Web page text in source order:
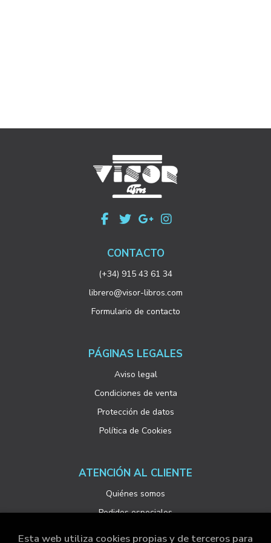
CONTACTO
(+34) 915 43 61 34
librero@visor-libros.com
Formulario de contacto
PÁGINAS LEGALES
Aviso legal
Condiciones de venta
Protección de datos
Política de Cookies
ATENCIÓN AL CLIENTE
Quiénes somos
Pedidos especiales
Esta web utiliza cookies propias y de terceros para